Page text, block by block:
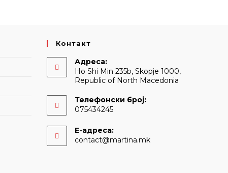
Контакт
Адреса:
Ho Shi Min 235b, Skopje 1000,
Republic of North Macedonia
Телефонски број:
075434245
Е-адреса:
contact@martina.mkOpens